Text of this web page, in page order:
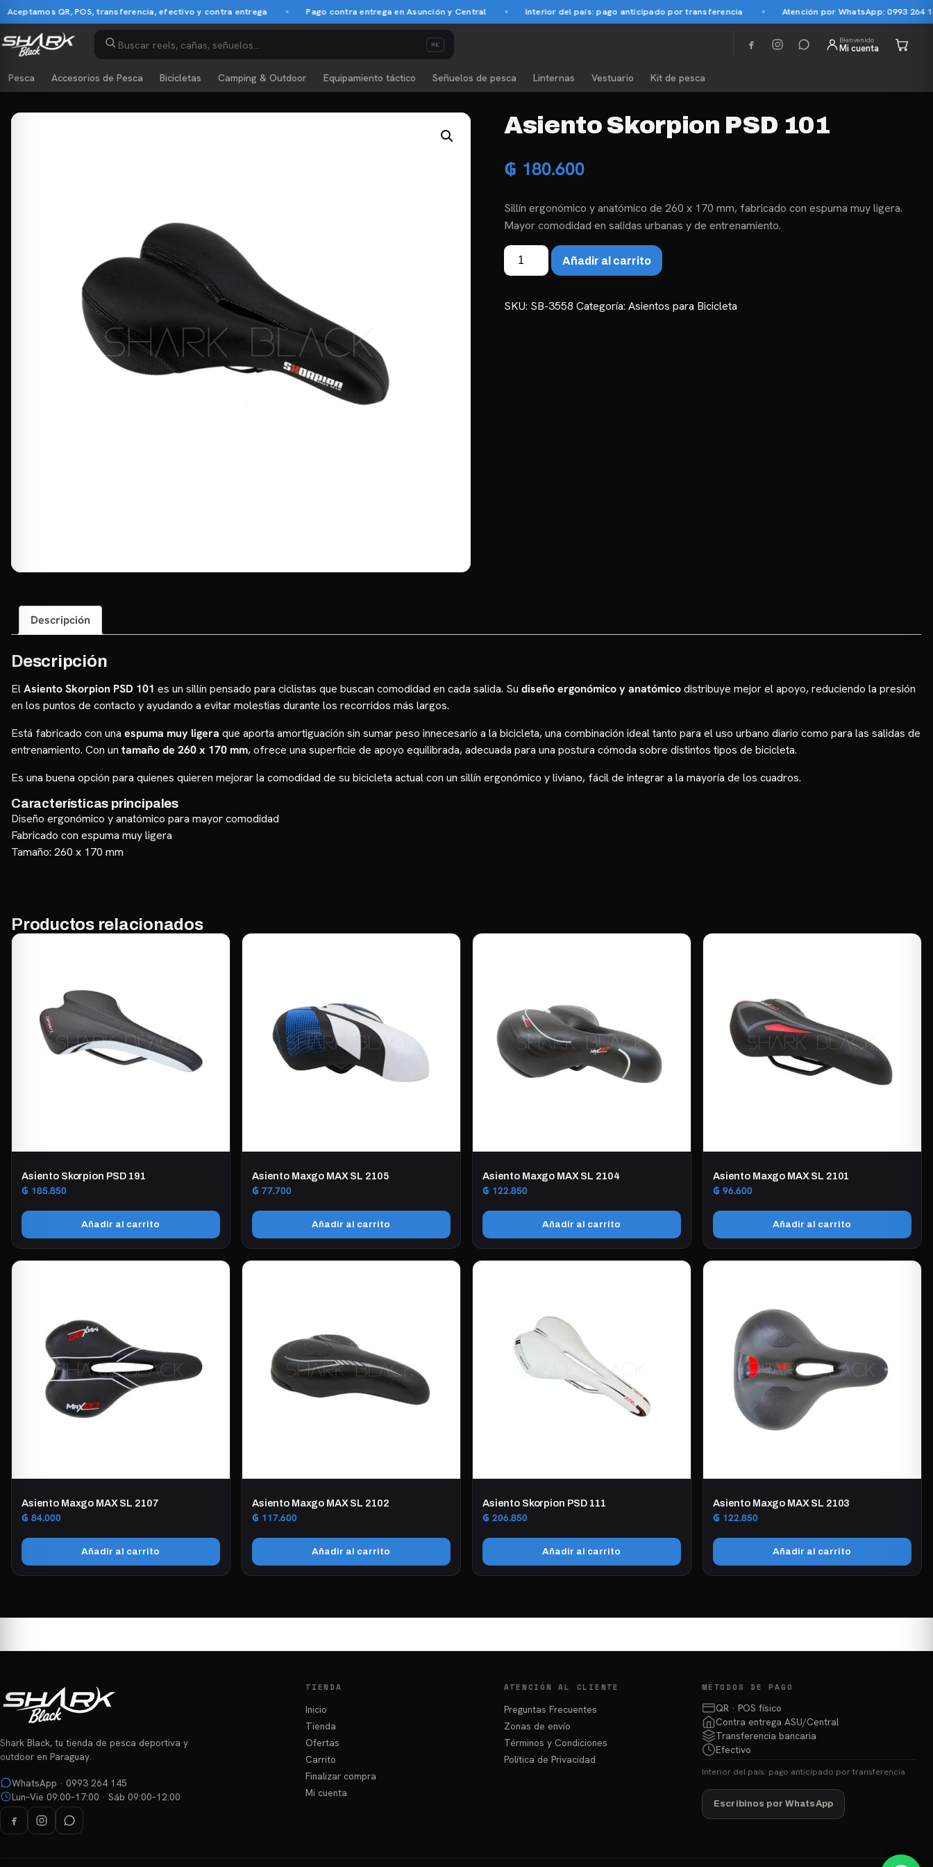
QR, POS, transferencia, efectivo y contra entrega Pago contra entrega en Asunción y Central Interior del país: pago anticipado por transferencia Atención por WhatsApp: 0993 264 145
⌘K Bienvenido
Mi cuenta
Pesca Accesorios de Pesca Bicicletas Camping & Outdoor Equipamiento táctico Señuelos de pesca Linternas Vestuario Kit de pesca
Asiento Skorpion PSD 101
₲ 180.600
Sillín ergonómico y anatómico de 260 x 170 mm, fabricado con espuma muy ligera.
Mayor comodidad en salidas urbanas y de entrenamiento.
Asiento
Skorpion
101
Añadir al carrito
SKU: SB-3558 Categoría:Asientos para Bicicleta
Descripción
Descripción
ElAsiento Skorpion PSD 101 es un sillín pensado para ciclistas que buscan comodidad en cada salida. Su diseño ergonómico y anatómicodistribuye mejor el apoyo, reduciendo la presión
en los puntos de contacto y ayudando a evitar molestias durante los recorridos más largos.
Está fabricado con una espuma muy ligera que aporta amortiguación sin sumar peso innecesario a la bicicleta, una combinación ideal tanto para el uso urbano diario como para las salidas de
entrenamiento. Con un tamaño de 260 x 170 mm, ofrece una superficie de apoyo equilibrada, adecuada para una postura cómoda sobre distintos tipos de bicicleta.
Es una buena opción para quienes quieren mejorar la comodidad de su bicicleta actual con un sillín ergonómico y liviano, fácil de integrar a la mayoría de los cuadros.
Características principales
Diseño ergonómico y anatómico para mayor comodidad
Fabricado con espuma muy ligera
Tamaño: 260 x 170 mm
Productos relacionados
Asiento Skorpion PSD 191
₲ 185.850
Añadir al carrito
Asiento Maxgo MAX SL 2105
₲ 77.700
Añadir al carrito
Asiento Maxgo MAX SL 2104
₲ 122.850
Añadir al carrito
Asiento Maxgo MAX SL 2101
₲ 96.600
Añadir al carrito
Asiento Maxgo MAX SL 2107
₲ 84.000
Añadir al carrito
Asiento Maxgo MAX SL 2102
₲ 117.600
Añadir al carrito
Asiento Skorpion PSD 111
₲ 206.850
Añadir al carrito
Asiento Maxgo MAX SL 2103
₲ 122.850
Añadir al carrito
Shark Black, tu tienda de pesca deportiva y
outdoor en Paraguay.
WhatsApp · 0993 264 145
Lun–Vie 09:00–17:00 · Sáb 09:00–12:00
TIENDA
Inicio
Tienda
Ofertas
Carrito
Finalizar compra
Mi cuenta
ATENCIÓN AL CLIENTE
Preguntas Frecuentes
Zonas de envío
Términos y Condiciones
Política de Privacidad
MÉTODOS DE PAGO
QR · POS físico
Contra entrega ASU/Central
Transferencia bancaria
Efectivo
Interior del país: pago anticipado por transferencia
Escribinos por WhatsApp